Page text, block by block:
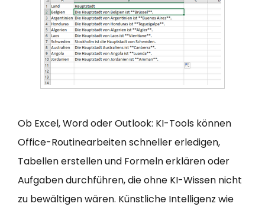
Ob Excel, Word oder Outlook: KI-Tools können
Office-Routinearbeiten schneller erledigen,
Tabellen erstellen und Formeln erklären oder
Aufgaben durchführen, die ohne KI-Wissen nicht
zu bewältigen wären. Künstliche Intelligenz wie